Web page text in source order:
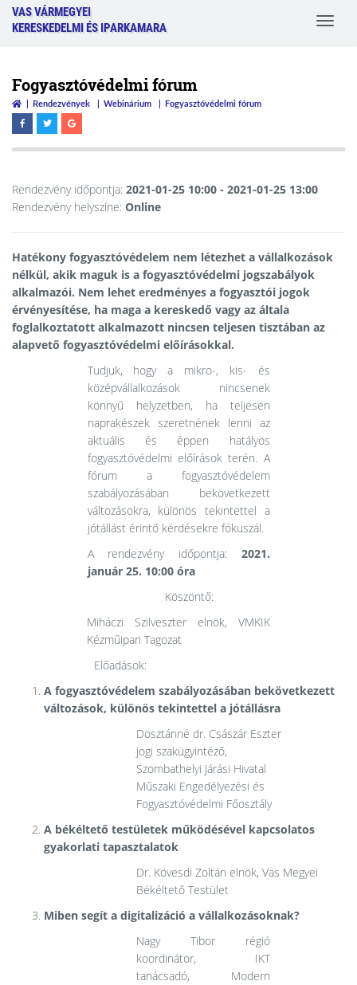
VAS VÁRMEGYEI
KERESKEDELMI ÉS IPARKAMARA
Toggle
Fogyasztóvédelmi fórum
Rendezvények Webinárium Fogyasztóvédelmi fórum
Rendezvény időpontja: 2021-01-25 10:00 - 2021-01-25 13:00
Rendezvény helyszíne: Online
Hatékony fogyasztóvédelem nem létezhet a vállalkozások
nélkül, akik maguk is a fogyasztóvédelmi jogszabályok
alkalmazói. Nem lehet eredményes a fogyasztói jogok
érvényesítése, ha maga a kereskedő vagy az általa
foglalkoztatott alkalmazott nincsen teljesen tisztában az
alapvető fogyasztóvédelmi előírásokkal.
Tudjuk, hogy a mikro-, kis- és
középvállalkozások nincsenek
könnyű helyzetben, ha teljesen
naprakészek szeretnének lenni az
aktuális és éppen hatályos
fogyasztóvédelmi előírások terén. A
fórum a fogyasztóvédelem
szabályozásában bekövetkezett
változásokra, különös tekintettel a
jótállást érintő kérdésekre fókuszál.
A rendezvény időpontja: 2021.
január 25. 10:00 óra
Köszöntő:
Miháczi Szilveszter elnök, VMKIK
Kézműipari Tagozat
Előadások:
A fogyasztóvédelem szabályozásában bekövetkezett
változások, különös tekintettel a jótállásra
Dosztánné dr. Császár Eszter
jogi szakügyintéző,
Szombathelyi Járási Hivatal
Műszaki Engedélyezési és
Fogyasztóvédelmi Főosztály
A békéltető testületek működésével kapcsolatos
gyakorlati tapasztalatok
Dr. Kövesdi Zoltán elnök, Vas Megyei
Békéltető Testület
Miben segít a digitalizáció a vállalkozásoknak?
Nagy Tibor régió
koordinátor, IKT
tanácsadó, Modern